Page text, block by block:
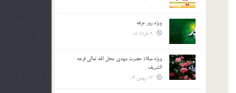
ویژه روز عرفه
ویژه میلاد حضرت مهدی عجل الله تعالی فرجه
الشريف